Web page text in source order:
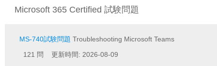
Microsoft 365 Certified 試験問題
MS-740試験問題 Troubleshooting Microsoft Teams
121 問 更新時間: 2026-08-09